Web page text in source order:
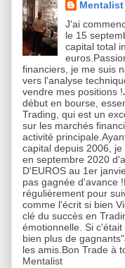
Mentalist
J'ai
le 15
capital total
financiers, je me suis
vers l'analyse
vendre mes positions
début en bourse,
Trading, qui est un
sur les marchés
activité
capital depuis 2006,
en septembre 2020
D'EUROS au 1er
pas gagnée d'avance
régulièrement pour
comme l'écrit si bien
clé du succès en
émotionnelle. Si
bien plus de
les amis.Bon Trade à
Mentalist